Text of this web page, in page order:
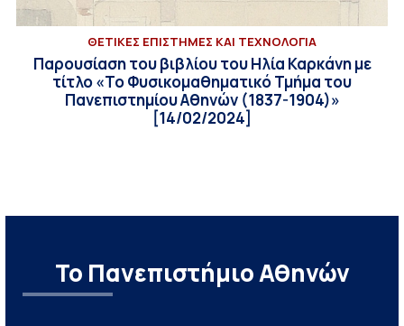
ΘΕΤΙΚΕΣ ΕΠΙΣΤΗΜΕΣ ΚΑΙ ΤΕΧΝΟΛΟΓΙΑ
Παρουσίαση του βιβλίου του Ηλία Καρκάνη με
τίτλο «Το Φυσικομαθηματικό Τμήμα του
Πανεπιστημίου Αθηνών (1837-1904)»
[14/02/2024]
Το Πανεπιστήμιο Αθηνών